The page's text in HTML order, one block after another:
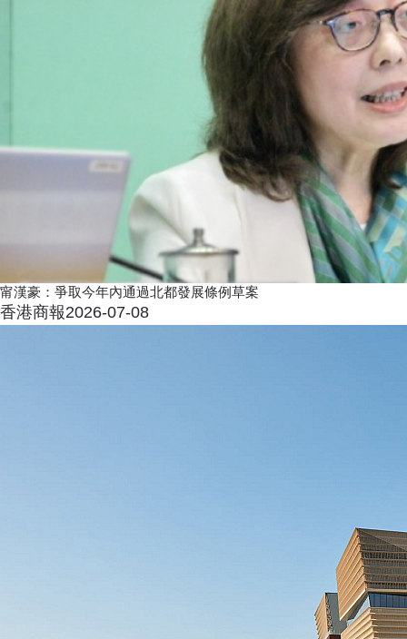
甯漢豪：爭取今年內通過北都發展條例草案
香港商報2026-07-08